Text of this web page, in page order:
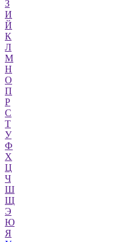
З
И
Й
К
Л
М
Н
О
П
Р
С
Т
У
Ф
Х
Ц
Ч
Ш
Щ
Э
Ю
Я